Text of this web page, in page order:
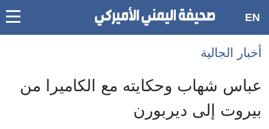
Accessibility
links
الرئيسي
EN
أخبار الجالية
عباس شهاب وحكايته مع الكاميرا من
بيروت إلى ديربورن